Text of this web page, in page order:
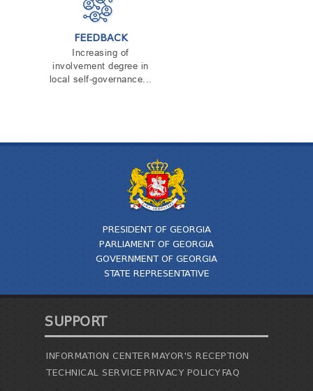
FEEDBACK
Increasing of
involvement degree in
local self-governance...
PRESIDENT OF GEORGIA
PARLIAMENT OF GEORGIA
GOVERNMENT OF GEORGIA
STATE REPRESENTATIVE
SUPPORT
INFORMATION CENTERMAYOR'S RECEPTION
TECHNICAL SERVICE PRIVACY POLICYFAQ